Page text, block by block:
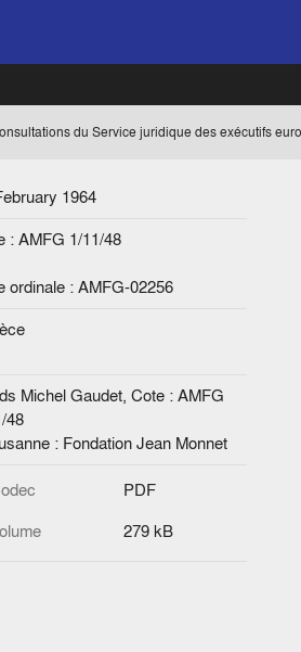
du Service juridique des exécutifs
1964
: AMFG 1/11/48
ordinale : AMFG-02256
Michel Gaudet, Cote : AMFG
48
: Fondation Jean Monnet
PDF
279 kB